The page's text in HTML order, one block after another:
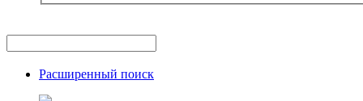
Расширенный поиск